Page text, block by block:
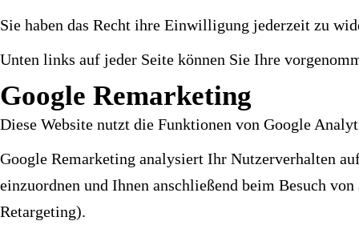
Sie haben das Recht ihre Einwilligung jederzeit zu
Unten links auf jeder Seite können Sie Ihre
Google Remarketing
Diese Website nutzt die Funktionen von Google
Google Remarketing analysiert Ihr Nutzerverhalten
einzuordnen und Ihnen anschließend beim Besuch
Retargeting).